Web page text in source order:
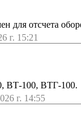
отсчета
г. 15:21
ВТ-100, ВТГ-100.
г. 14:55